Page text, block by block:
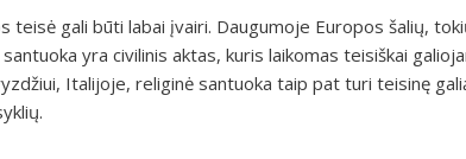
teisė gali būti labai įvairi. Daugumoje Europos šalių,
yra civilinis aktas, kuris laikomas teisiškai
Italijoje, religinė santuoka taip pat turi teisinę